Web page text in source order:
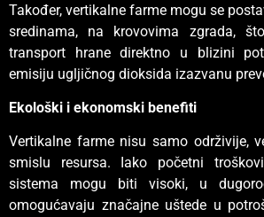
Također, vertikalne farme mogu se
sredinama, na krovovima zgrada,
transport hrane direktno u blizini
emisiju ugljičnog dioksida izazvanu
Ekološki i ekonomski benefiti
Vertikalne farme nisu samo održivije,
smislu resursa. Iako početni
sistema mogu biti visoki, u
omogućavaju značajne uštede u